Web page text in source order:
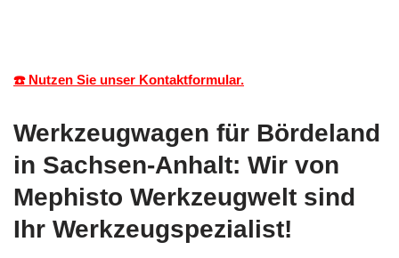
☎️ Nutzen Sie unser Kontaktformular.
Werkzeugwagen für Bördeland
in Sachsen-Anhalt: Wir von
Mephisto Werkzeugwelt sind
Ihr Werkzeugspezialist!